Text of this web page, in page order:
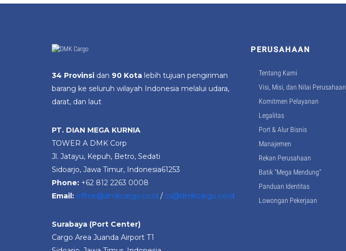
34 Provinsi dan 90 Kota lebih tujuan pengiriman
barang ke seluruh wilayah Indonesia melalui udara,
darat, dan laut
PT. DIAN MEGA KURNIA
TOWER A DMK Corp
Jl. Jatayu, Kepuh, Betro, Sedati
Sidoarjo, Jawa Timur, Indonesia61253
Phone: +62 812 2263 0008
Email: office@dmkcargo.co.id / cs@dmkcargo.co.id
Surabaya (Port Center)
Cargo Area Juanda Airport T1
PERUSAHAAN
Tentang Kami
Visi, Misi, dan Nilai Perusahaan
Komitmen Pelayanan
Legalitas
Port & Alur Bisnis
Manajemen
Rekan Perusahaan
Batik "Mega Mendung"
Panduan Identitas
Lowongan Pekerjaan